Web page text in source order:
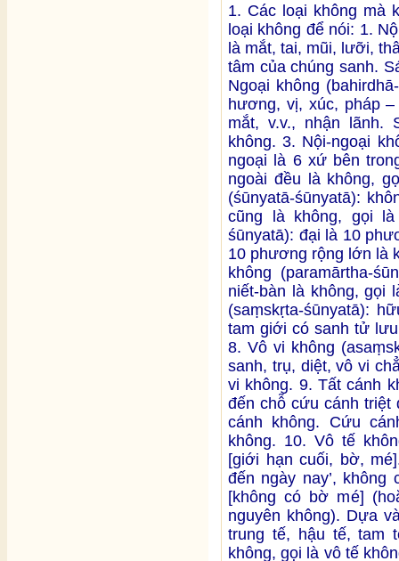
1. Các loại không mà
loại không để nói: 1.
là mắt, tai, mũi, lưỡi,
tâm của chúng sanh.
Ngoại không
hương, vị, xúc, pháp
mắt, v.v., nhận lãnh.
không. 3. Nội-ngoại
ngoại là 6 xứ bên
ngoài đều là không,
(śūnyatā-śūnyatā):
cũng là không, gọi
śūnyatā): đại là 10
10 phương rộng lớn là
không (paramārtha-
niết-bàn là không, gọi
(saṃskṛta-śūnyatā):
tam giới có sanh tử
8. Vô vi không
sanh, trụ, diệt, vô vi
vi không. 9. Tất cánh
đến chỗ cứu cánh triệt
cánh không. Cứu
không. 10. Vô tế
[giới hạn cuối, bờ,
đến ngày nay’,
[không có bờ mé]
nguyên không). Dựa
trung tế, hậu tế, tam
không, gọi là vô tế